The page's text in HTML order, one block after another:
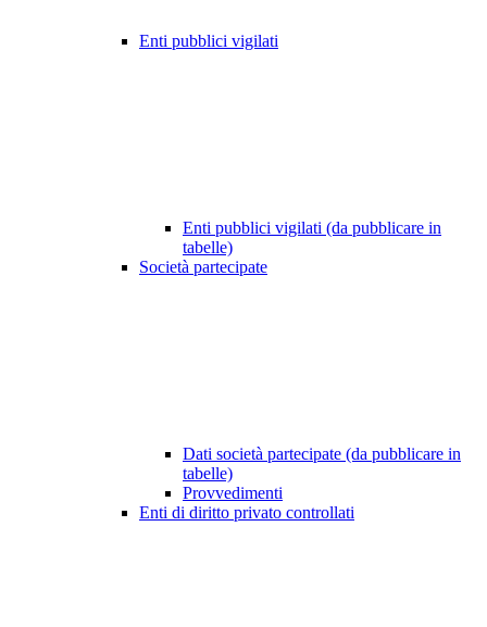
Enti pubblici vigilati
Enti pubblici vigilati (da pubblicare in
tabelle)
Società partecipate
Dati società partecipate (da pubblicare in
tabelle)
Provvedimenti
Enti di diritto privato controllati